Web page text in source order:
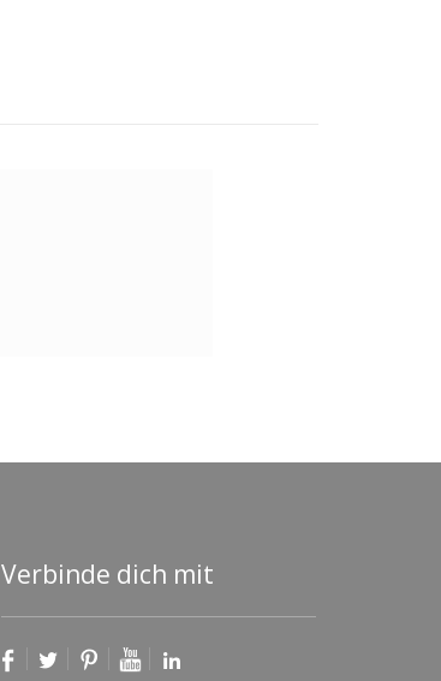
Verbinde dich mit